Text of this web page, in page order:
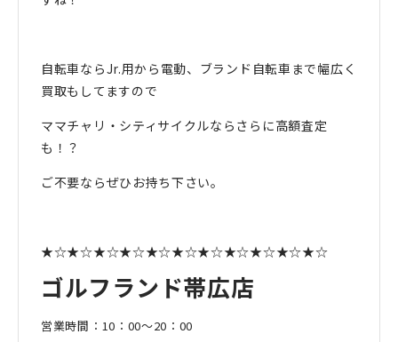
自転車ならJr.用から電動、ブランド自転車まで幅広く
買取もしてますので
ママチャリ・シティサイクルならさらに高額査定
も！？
ご不要ならぜひお持ち下さい。
★☆★☆★☆★☆★☆★☆★☆★☆★☆★☆★☆
ゴルフランド帯広店
営業時間：10：00〜20：00